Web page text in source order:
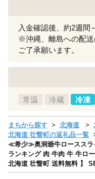
入金確認後、約2週間
※沖縄、離島への配
ご了承願います。
常温 冷蔵 冷凍
まちから探す 北海道
北海道 壮瞥町の返礼品一覧
≪希少≫奥洞爺牛ローススラ
ランキング 肉 牛肉 牛 牛ロ
北海道 壮瞥町 送料無料 】